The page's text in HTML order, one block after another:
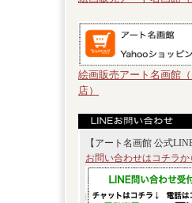
絵画販売アート名画館
店）
【アート名画館 公式LINE
お問い合わせはコチラか